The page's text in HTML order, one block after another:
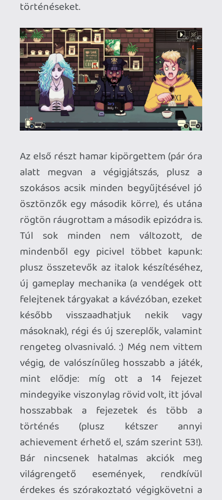
rengeteg olvasnivaló. :) Még nem vittem
mint elődje: míg ott a 14 fejezet
mindegyike viszonylag rövid volt, itt jóval
hosszabbak a fejezetek és több a
történés (plusz kétszer annyi
achievement érhető el, szám szerint 53!).
Bár nincsenek hatalmas akciók meg
világrengető események, rendkívül
érdekes és szórakoztató végigkövetni a
vendégek sorsát, ügyes-bajos dolgaikat
kikapcsolódást nyújt a sorozat, az elmúlt
napokban szinte szertartássá vált munka
után főzni egy kávét vagy egy gyömbéres
teát, beülni a játék elé és elmerülni pixel
art világban, lo-fi zenére chill-elve.
Ajánlom mindenkinek, aki nyitott az
efféle különlegességekre! A játék
"minden" géptípuson elérhető.